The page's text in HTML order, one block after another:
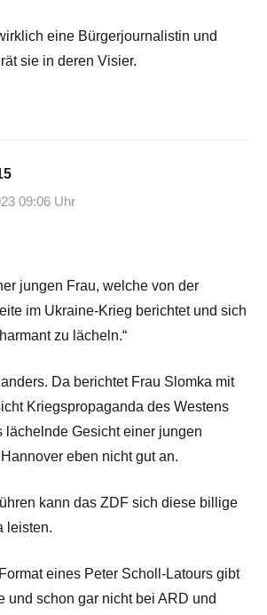
eine Bürgerjournalistin und
sie in deren Visier.
09:06 Uhr
jungen Frau, welche von der
im Ukraine-Krieg berichtet und sich
zu lächeln.“
Da berichtet Frau Slomka mit
Kriegspropaganda des Westens
lächelnde Gesicht einer jungen
eben nicht gut an.
kann das ZDF sich diese billige
leisten.
eines Peter Scholl-Latours gibt
und schon gar nicht bei ARD und